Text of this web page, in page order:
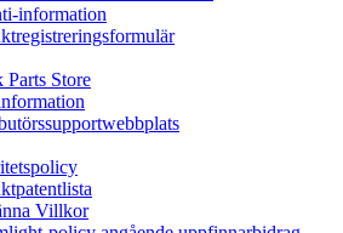
information
Parts Store
Villkor